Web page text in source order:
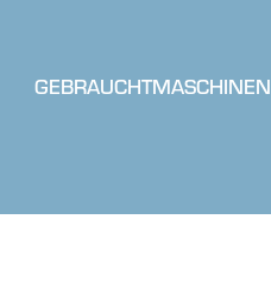
GEBRAUCHTMASCHINEN